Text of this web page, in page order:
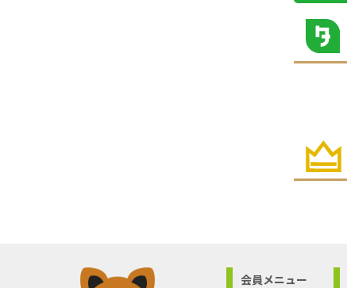
会員メニュー